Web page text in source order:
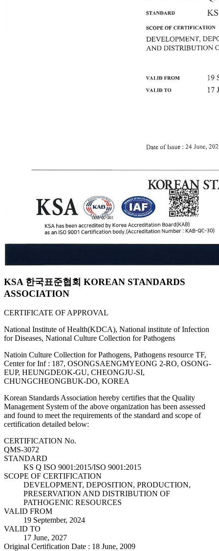
KSA 한국표준협회 KOREAN STANDARDS
ASSOCIATION
CERTIFICATE OF APPROVAL
National Institute of Health(KDCA), National institute of Infection
for Diseases, National Culture Collection for Pathogens
Natioin Culture Collection for Pathogens, Pathogens resource TF,
Center for Inf : 187, OSONGSAENGMYEONG 2-RO, OSONG-
EUP, HEUNGDEOK-GU, CHEONGJU-SI,
CHUNGCHEONGBUK-DO, KOREA
Korean Standards Association hereby certifies that the Quality
Management System of the above organization has been assessed
and found to meet the requirements of the standard and scope of
certification detailed below:
CERTIFICATION No.
QMS-3072
STANDARD
KS Q ISO 9001:2015/ISO 9001:2015
SCOPE OF CERTIFICATION
DEVELOPMENT, DEPOSITION, PRODUCTION,
PRESERVATION AND DISTRIBUTION OF
PATHOGENIC RESOURCES
VALID FROM
19 September, 2024
VALID TO
17 June, 2027
Original Certification Date : 18 June, 2009